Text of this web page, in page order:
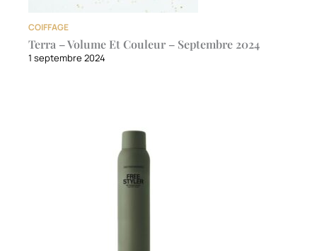
COIFFAGE
Terra – Volume Et Couleur – Septembre 2024
1 septembre 2024